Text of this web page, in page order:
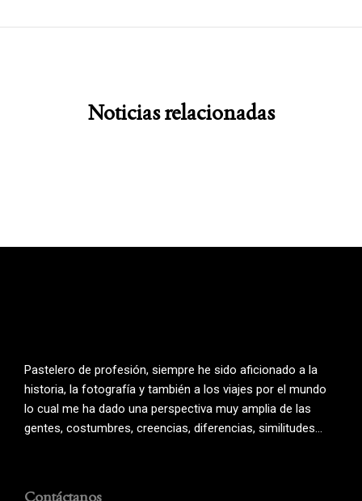
Noticias relacionadas
Pastelero de profesión, siempre he sido aficionado a la
historia, la fotografía y también a los viajes por el mundo
lo cual me ha dado una perspectiva muy amplia de las
gentes, costumbres, creencias, diferencias, similitudes…
Contáctanos